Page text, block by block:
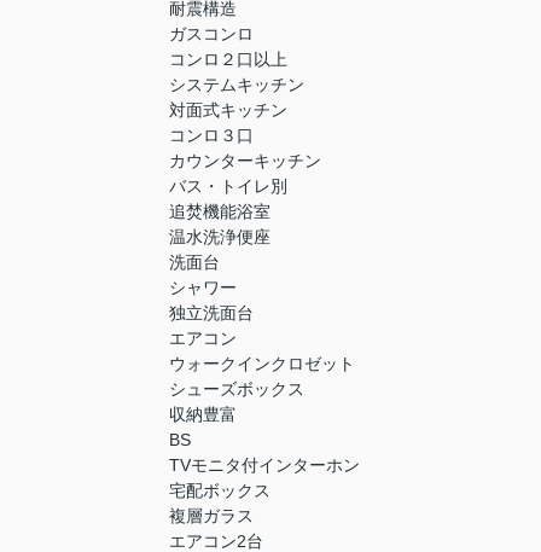
耐震構造
ガスコンロ
コンロ２口以上
システムキッチン
対面式キッチン
コンロ３口
カウンターキッチン
バス・トイレ別
追焚機能浴室
温水洗浄便座
洗面台
シャワー
独立洗面台
エアコン
ウォークインクロゼット
シューズボックス
収納豊富
BS
TVモニタ付インターホン
宅配ボックス
複層ガラス
エアコン2台